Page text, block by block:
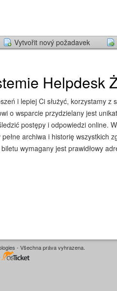
Vytvořit nový požadavek
Helpdesk
i lepiej Ci służyć, korzystamy z
o wsparcie przydzielany jest
postępy i odpowiedzi online.
archiwa i historię wszystkich
wymagany jest prawidłowy
- Všechna práva vyhrazena.